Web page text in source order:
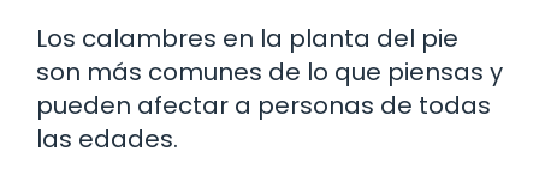
Los calambres en la planta del pie
son más comunes de lo que piensas y
pueden afectar a personas de todas
las edades.